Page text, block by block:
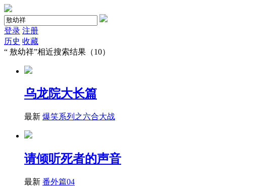
登录 注册
历史 收藏
“ 敖幼祥”相近搜索结果（10）
乌龙院大长篇
最新 爆笑系列之六合大战
请倾听死者的声音
最新 番外篇04